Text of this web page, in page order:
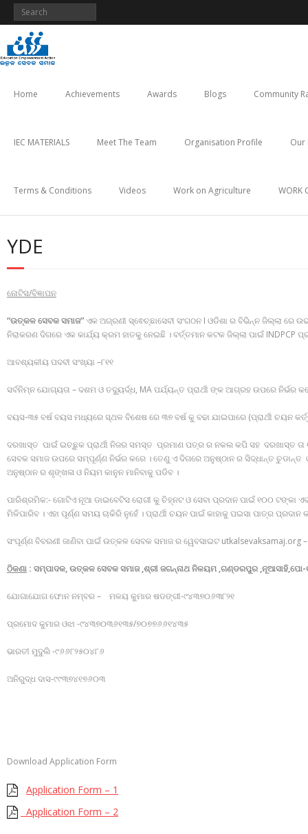
Skip
content
Home Achievements Awards Blogs Community
IEC MATERIALS Meet The Team Organisation Profile Our
Terms & Conditions Videos Work on Agriculture WORK
YDE
ନୋଟିସ/ବିଜ୍ଞାପନ
“ଉତ୍କଳସେବକସମାଜ”ଏକ ଅଗ୍ରଣୀ ସ୍ଵେଚ୍ଛାସେବୀ ସଂଗଠନ I ଓଡିଶା ର ବିଭିନ୍ନ ଜିଲ୍ଲା ରେ
ନିରାକରଣ ଦିଗରେ ଏକ କାର୍ଯ୍ୟ କ୍ରମ ହାତକୁ ନେଇଛି । ବର୍ତ୍ତମାନ କଟକ ଜିଲ୍ଲା ପାଇଁ INDPCP
ଆବଶ୍ୟକୀୟ ପଦବୀ ସଂଖ୍ୟା –୮୧୧
ସର୍ବନିମ୍ନ ଯୋଗ୍ୟତା – ଦଶମ ଓ ତଦ୍ୟୁର୍ଦ୍ଧ, MA ପର୍ଯ୍ୟନ୍ତ ପ୍ରାର୍ଥୀ ଙ୍କ ଆଗ୍ରହ ଉପରେ ନିର୍ଭର
ବୟସ-୩୫ ବର୍ଷ ବୟସ ମଧ୍ୟରେ ସ୍ଥଳ ବିଶେଷ ରେ ୩୭ ବର୍ଷ କୁ ବଢା ଯାଇପାରେ (ପ୍ରାର୍ଥୀ ଚୟନ
ଦରଖାସ୍ତ ପାଇଁ ଇଚ୍ଛୁକ ପ୍ରାର୍ଥୀ ନିଜର ସମସ୍ତ ପ୍ରମାଣ ପତ୍ର ର ନକଲ କପି ସହ ଦରଖାସ୍ତ
ସେବକ ସମାଜ ଉପରେ ସମ୍ପୂର୍ଣ୍ଣ ନିର୍ଭର କରେ । ତେଣୁ ଏ ଦିଗରେ ଅନୁଷ୍ଠାନ ର ସିଦ୍ଧାନ୍ତ ଚୁଡାନ୍ତ
ଅନୁଷ୍ଠାନ ର ଶୃଙ୍ଖଳା ଓ ନିୟମ କାନୁନ ମାନିବାକୁ ପଡିବ ।
ପାରିଶ୍ରମିକ:- ଗୋଟିଏ ନୂଆ ଡାଇବେଟିସ ରୋଗୀ କୁ ଚିହ୍ନଟ ଓ ସେବା ପ୍ରଦାନ ପାଇଁ ୧୦୦ ଟଙ୍କା
ମିଳିପାରିବ । ଏହା ପୂର୍ଣ୍ଣ ସମୟ ଚାକିରି ନୁହେଁ । ପ୍ରାର୍ଥୀ ଚୟନ ପାଇଁ କାହାକୁ ପଇସା ପାତ୍ର ପ୍ରଦାନ
ସଂପୂର୍ଣ୍ଣ ବିବରଣୀ ଜାଣିବା ପାଇଁ ଉତ୍କଳ ସେବକ ସମାଜ ର ୱେବସାଇଟ utkalsevaksamaj.org
ଠିକଣା : ସମ୍ପାଦକ, ଉତ୍କଳ ସେବକ ସମାଜ ,ଶ୍ରୀ ଜଗନ୍ନାଥ ନିଳୟମ ,ଗଣ୍ଡରପୁର
ଯୋଗାଯୋଗ ଫୋନ ନମ୍ବର – ମଳୟ କୁମାର ଷଡଙ୍ଗୀ-୯୪୩୭୦୬୩୮୨୧
ପ୍ରମୋଦ କୁମାର ଓଝା -୯୪୩୭୦୩୬୧୩୫/୭୦୭୭୬୬୧୪୩୫
ଭାରତୀ ମୁଦୁଲି -୯୬୬୮୨୫୦୪୮୬
ଅନିରୁଦ୍ଧ ଦାସ-୯୯୩୭୪୧୭୬୦୩
Download Application Form
Application Form – 1
Application Form – 2